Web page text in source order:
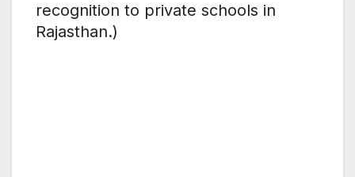
recognition to private schools in
Rajasthan.)